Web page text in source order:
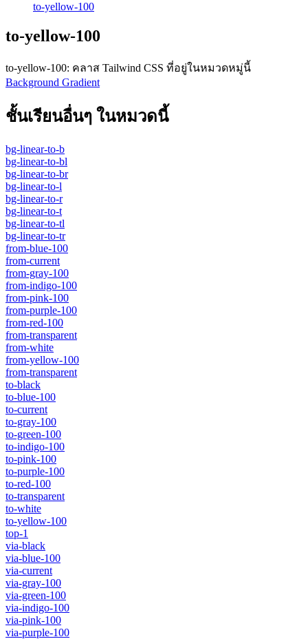
to-yellow-100
to-yellow-100
to-yellow-100: คลาส Tailwind CSS ที่อยู่ในหมวดหมู่นี้
Background Gradient
ชั้นเรียนอื่นๆ ในหมวดนี้
bg-linear-to-b
bg-linear-to-bl
bg-linear-to-br
bg-linear-to-l
bg-linear-to-r
bg-linear-to-t
bg-linear-to-tl
bg-linear-to-tr
from-blue-100
from-current
from-gray-100
from-indigo-100
from-pink-100
from-purple-100
from-red-100
from-transparent
from-white
from-yellow-100
from-transparent
to-black
to-blue-100
to-current
to-gray-100
to-green-100
to-indigo-100
to-pink-100
to-purple-100
to-red-100
to-transparent
to-white
to-yellow-100
top-1
via-black
via-blue-100
via-current
via-gray-100
via-green-100
via-indigo-100
via-pink-100
via-purple-100